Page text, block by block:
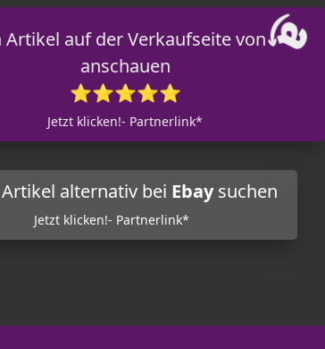
Artikel auf der Verkaufseite von
anschauen
⭐⭐⭐⭐⭐
Jetzt klicken!- Partnerlink*
alternativ bei Ebaysuchen
Jetzt klicken!- Partnerlink*